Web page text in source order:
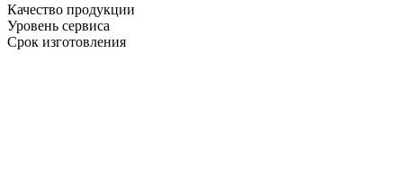
Качество продукции
Уровень сервиса
Срок изготовления